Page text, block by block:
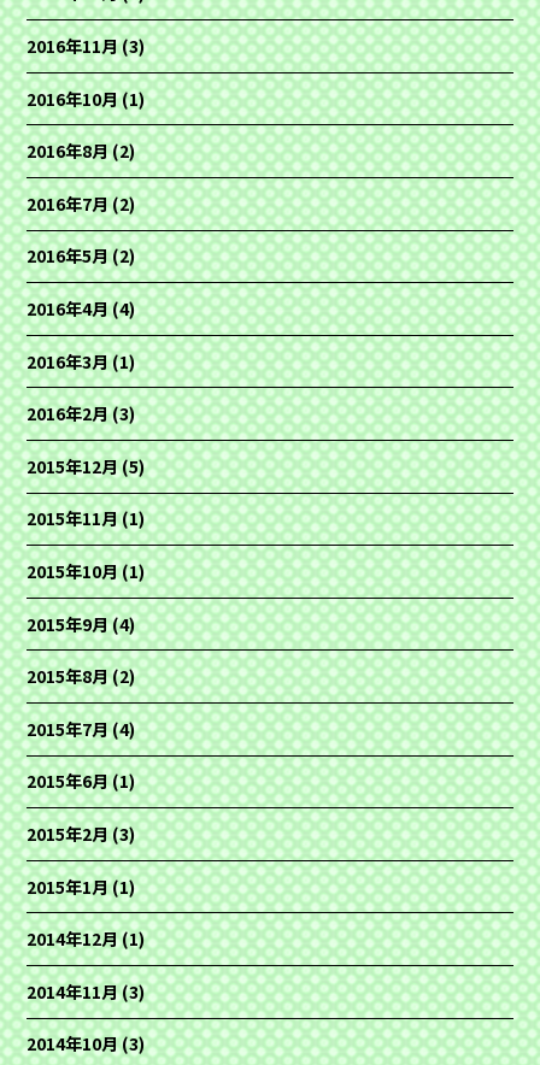
2016年11月(3)
2016年10月(1)
2016年8月(2)
2016年7月(2)
2016年5月(2)
2016年4月(4)
2016年3月(1)
2016年2月(3)
2015年12月(5)
2015年11月(1)
2015年10月(1)
2015年9月(4)
2015年8月(2)
2015年7月(4)
2015年6月(1)
2015年2月(3)
2015年1月(1)
2014年12月(1)
2014年11月(3)
2014年10月(3)